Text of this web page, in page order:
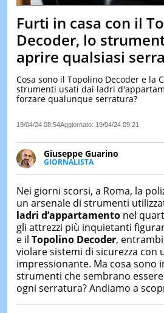
Furti in casa con il
Decoder, lo
aprire qualsiasi
Cosa sono il Topolino Decoder e la
strumenti usati dai ladri
forzare qualunque serratura?
19/04/24 08:54Aggiornato: 19/04/24 09:21
Giuseppe Guarino
GIORNALISTA
Ph(D) in Diritto Comparato e
integrazione e attivo nel
particolare sulla Storia
Latina e Spagna. Collabora
è presidente
Biblioteca del Sannio".
Nei giorni scorsi, a Roma, la
un arsenale di strumenti
ladri d’appartamentonel
gli attrezzi più inquietanti
e il Topolino Decoder,
violare sistemi di sicurezza con
impressionante. Ma cosa sono
strumenti che sembrano
ogni serratura? Andiamo a